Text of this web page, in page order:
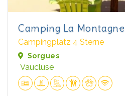
Camping La Montagne
Campingplatz 4 Sterne
Sorgues
Vaucluse